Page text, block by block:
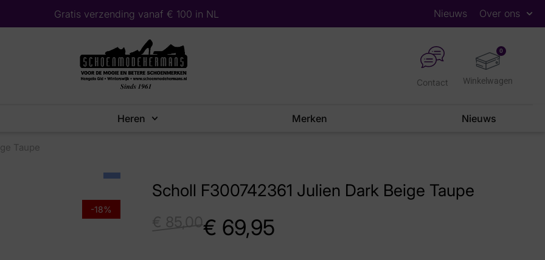
Gratis verzending vanaf € 100 in NL Nieuws Over ons
0
Contact
Heren Merken Nieuws
Taupe
-18%
Scholl F300742361 Julien Dark Beige Taupe
85,00€ 69,95